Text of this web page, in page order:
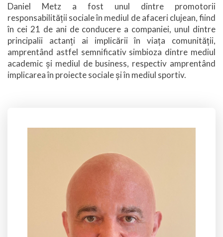
Daniel Metz a fost unul dintre promotorii
responsabilității sociale în mediul de afaceri clujean, fiind
în cei 21 de ani de conducere a companiei, unul dintre
principalii actanți ai implicării în viața comunității,
amprentând astfel semnificativ simbioza dintre mediul
academic și mediul de business, respectiv amprentând
implicarea în proiecte sociale și în mediul sportiv.